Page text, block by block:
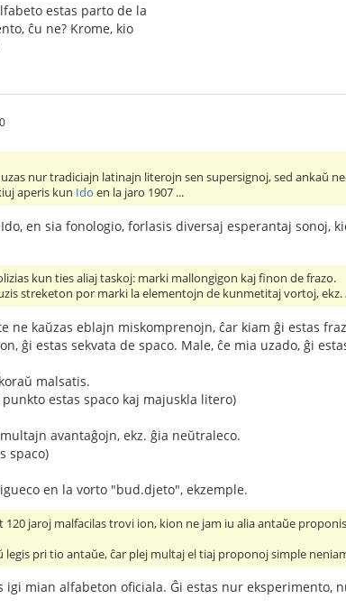
estas parto de la
ĉu ne? Krome, kio
nur tradiciajn latinajn literojn sen supersignoj, sed ankaŭ
aperis kun Ido en la jaro 1907 ...
Ido, en sia fonologio, forlasis diversaj esperantaj sonoj,
kun ties aliaj taskoj: marki mallongigon kaj finon de frazo.
streketon por marki la elementojn de kunmetitaj vortoj, ekz.
ne kaŭzas eblajn miskomprenojn, ĉar kiam ĝi estas
ĝi estas sekvata de spaco. Male, ĉe mia uzado, ĝi
malsatis.
estas spaco kaj majuskla litero)
avantaĝojn, ekz. ĝia neŭtraleco.
spaco)
en la vorto "bud.djeto", ekzemple.
120 jaroj malfacilas trovi ion, kion ne jam iu alia antaŭe
legis pri tio antaŭe, ĉar plej multaj el tiaj proponoj simple
igi mian alfabeton oficiala. Ĝi estas nur eksperimento,